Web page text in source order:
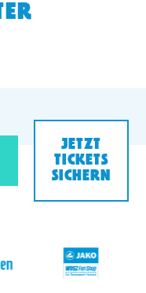
JETZT
TICKETS
SICHERN